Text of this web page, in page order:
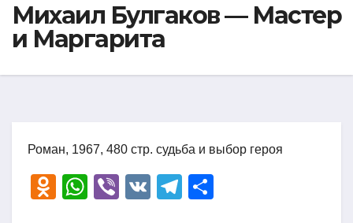
Михаил Булгаков — Мастер
и Маргарита
Роман, 1967, 480 стр. судьба и выбор героя
O
W
Vi
V
T